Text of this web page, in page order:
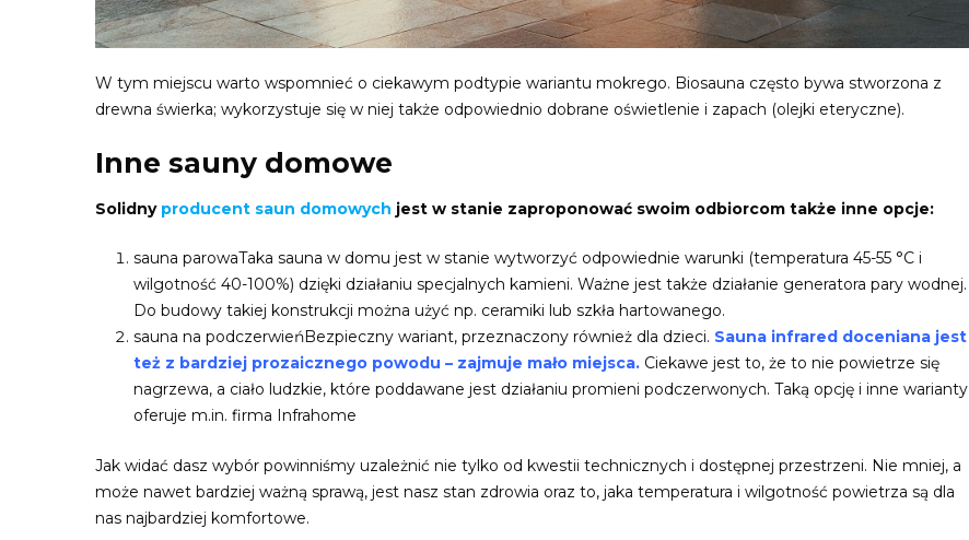
W tym miejscu warto wspomnieć o ciekawym podtypie wariantu mokrego. Biosauna często bywa stworzona z
drewna świerka; wykorzystuje się w niej także odpowiednio dobrane oświetlenie i zapach (olejki eteryczne).
Inne sauny domowe
Solidny producent saun domowych jest w stanie zaproponować swoim odbiorcom także inne opcje:
sauna parowaTaka sauna w domu jest w stanie wytworzyć odpowiednie warunki (temperatura 45-55 °C i
wilgotność 40-100%) dzięki działaniu specjalnych kamieni. Ważne jest także działanie generatora pary wodnej.
Do budowy takiej konstrukcji można użyć np. ceramiki lub szkła hartowanego.
sauna na podczerwieńBezpieczny wariant, przeznaczony również dla dzieci. Sauna infrared doceniana jest
też z bardziej prozaicznego powodu – zajmuje mało miejsca. Ciekawe jest to, że to nie powietrze się
nagrzewa, a ciało ludzkie, które poddawane jest działaniu promieni podczerwonych. Taką opcję i inne warianty
oferuje m.in. firma Infrahome
Jak widać dasz wybór powinniśmy uzależnić nie tylko od kwestii technicznych i dostępnej przestrzeni. Nie mniej, a
może nawet bardziej ważną sprawą, jest nasz stan zdrowia oraz to, jaka temperatura i wilgotność powietrza są dla
nas najbardziej komfortowe.